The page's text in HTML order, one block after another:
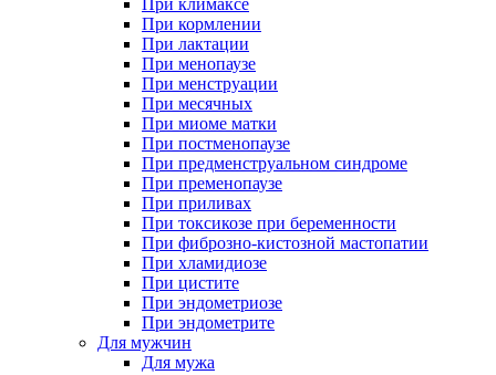
При климаксе
При кормлении
При лактации
При менопаузе
При менструации
При месячных
При миоме матки
При постменопаузе
При предменструальном синдроме
При пременопаузе
При приливах
При токсикозе при беременности
При фиброзно-кистозной мастопатии
При хламидиозе
При цистите
При эндометриозе
При эндометрите
Для мужчин
Для мужа